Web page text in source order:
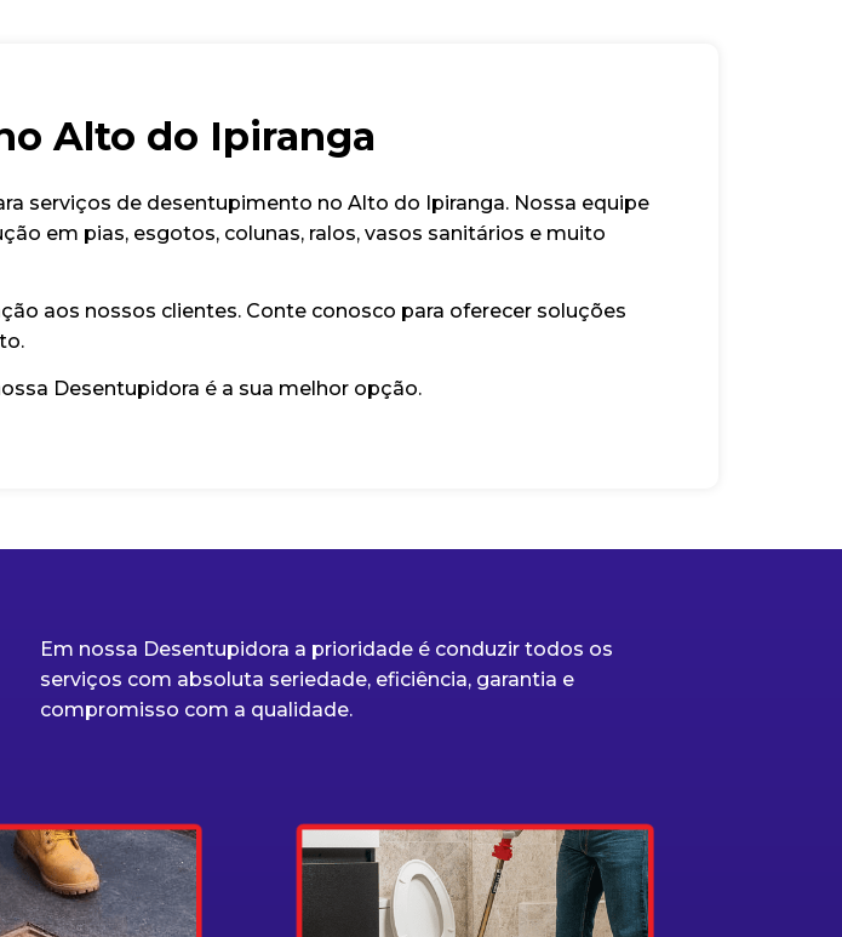
Alto do Ipiranga
serviços de desentupimento no Alto do Ipiranga. Nossa equipe
em pias, esgotos, colunas, ralos, vasos sanitários e muito
aos nossos clientes. Conte conosco para oferecer soluções
Desentupidora é a sua melhor opção.
Em nossa Desentupidora a prioridade é conduzir todos os
serviços com absoluta seriedade, eficiência, garantia e
compromisso com a qualidade.